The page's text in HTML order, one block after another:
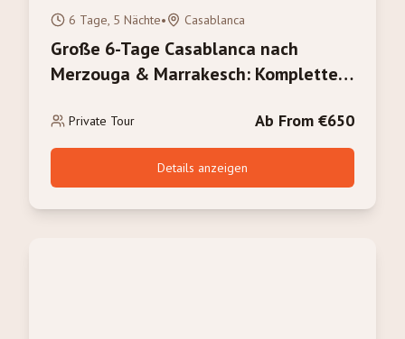
6 Tage, 5 Nächte• Casablanca
Große 6-Tage Casablanca nach
Merzouga & Marrakesch: Komplette
Private Tour Ab From €650
Details anzeigen